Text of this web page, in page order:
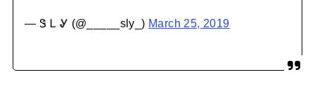
— Ꮥ Ꮮ Ꮍ (@_____sly_) March 25, 2019